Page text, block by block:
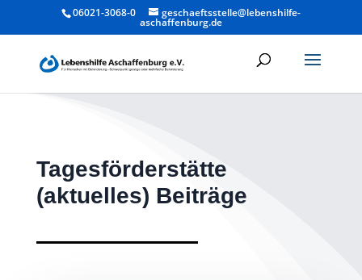
06021-3068-0 geschaeftsstelle@lebenshilfe-
aschaffenburg.de
Tagesförderstätte
(aktuelles) Beiträge